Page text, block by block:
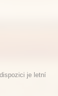
je letní